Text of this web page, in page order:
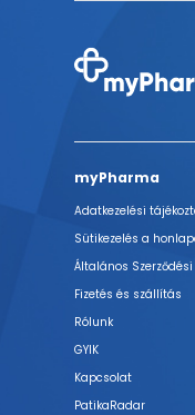
myPharma
Adatkezelési
Sütikezelés a
Általános
Fizetés és szállítás
Rólunk
GYIK
Kapcsolat
PatikaRadar